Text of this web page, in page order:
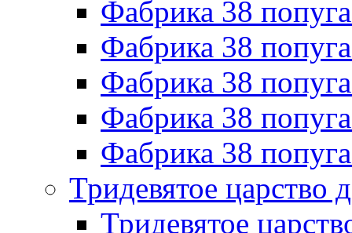
Фабрика 38
Фабрика 38
Фабрика 38
Фабрика 38
Фабрика 38
Тридевятое царство
Тридевятое